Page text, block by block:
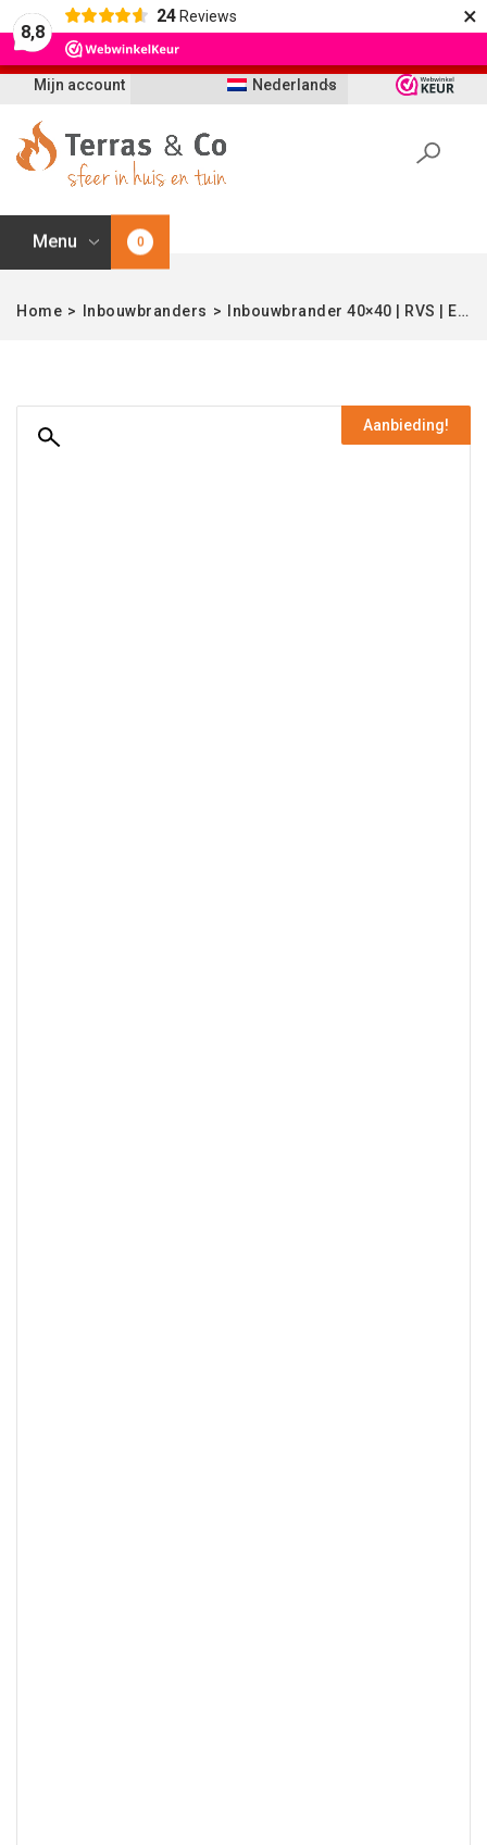
8,8
24 Reviews ×
Nederlands
Mijn account
Menu 0
Home > Inbouwbranders > Inbouwbrander 40×40 | RVS | Easyfires
Aanbieding!
Let op: t/m 21 augustus worden bestellingen
vertraagd geleverd i.v.m. vakantie